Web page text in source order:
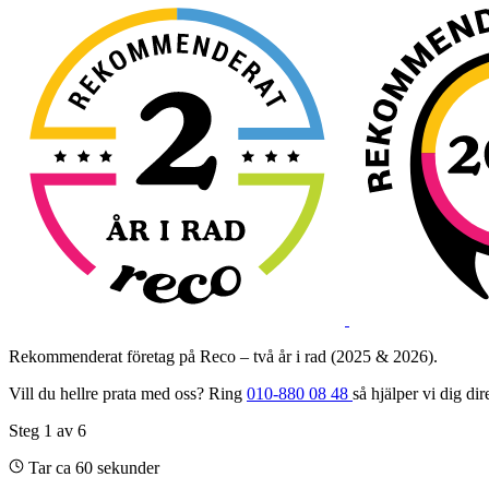
Rekommenderat företag på Reco – två år i rad (2025 & 2026).
Vill du hellre prata med oss? Ring 010-880 08 48 så hjälper vi dig
Steg 1 av 6
Tar ca 60 sekunder